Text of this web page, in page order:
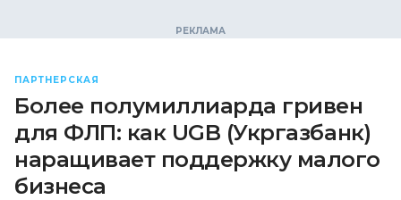
ПАРТНЕРСКАЯ
Более полумиллиарда гривен
для ФЛП: как UGB (Укргазбанк)
наращивает поддержку малого
бизнеса